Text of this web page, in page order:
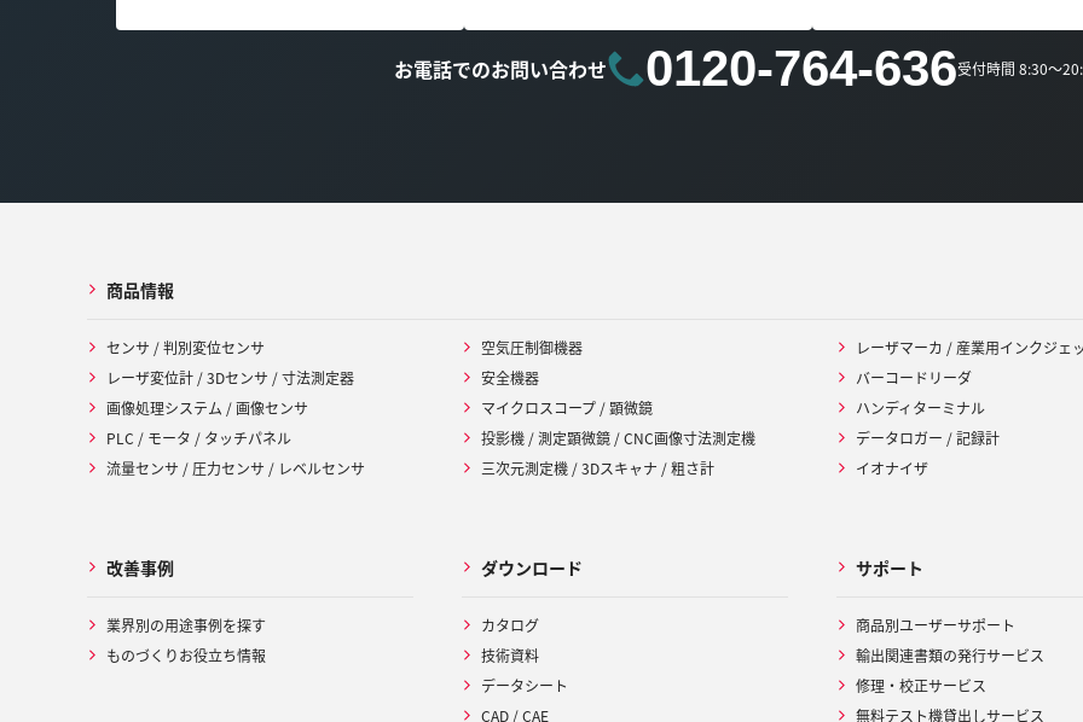
お電話でのお問い合わせ 0120-764-636受付時間 8:30～
商品情報
センサ / 判別変位センサ
レーザ変位計 / 3Dセンサ / 寸法測定器
画像処理システム / 画像センサ
PLC / モータ / タッチパネル
流量センサ / 圧力センサ / レベルセンサ
空気圧制御機器
安全機器
マイクロスコープ / 顕微鏡
投影機 / 測定顕微鏡 / CNC画像寸法測定機
三次元測定機 / 3Dスキャナ / 粗さ計
レーザマーカ / 産業用インクジェ
バーコードリーダ
ハンディターミナル
データロガー / 記録計
イオナイザ
改善事例
業界別の用途事例を探す
ものづくりお役立ち情報
ダウンロード
カタログ
技術資料
データシート
CAD / CAE
サポート
商品別ユーザーサポート
輸出関連書類の発行サービス
修理・校正サービス
無料テスト機貸出しサービス